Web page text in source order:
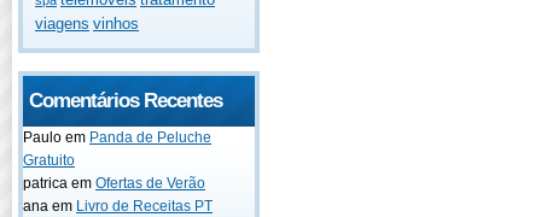
viagens vinhos
Comentários Recentes
Paulo em Panda de Peluche
Gratuito
patrica em Ofertas de Verão
ana em Livro de Receitas PT